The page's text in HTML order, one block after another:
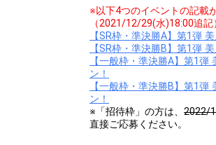
※以下4つのイベントの記載
（2021/12/29(水)18:00追記
【SR枠・準決勝A】第1弾
【SR枠・準決勝B】第1弾
【一般枠・準決勝A】第1
ン！
【一般枠・準決勝B】第1
ン！
※「招待枠」の方は、 2022/
直接ご応募ください。